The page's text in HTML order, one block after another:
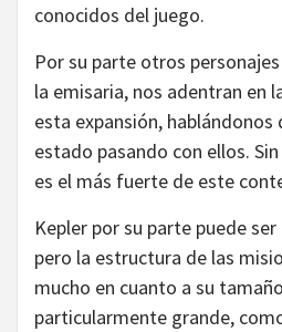
conocidos del juego.
Por su parte otros
la emisaria, nos adentran en
esta expansión, hablándonos
estado pasando con ellos.
es el más fuerte de este
Kepler por su parte puede
pero la estructura de las
mucho en cuanto a su
particularmente grande,